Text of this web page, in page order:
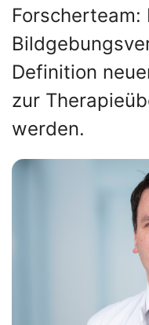
Forscherteam:
Definition
zur
werden.